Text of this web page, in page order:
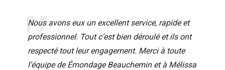
Nous avons eux un excellent service, rapide et
professionnel. Tout c’est bien déroulé et ils ont
respecté tout leur engagement. Merci à toute
l’équipe de Émondage Beauchemin et à Mélissa